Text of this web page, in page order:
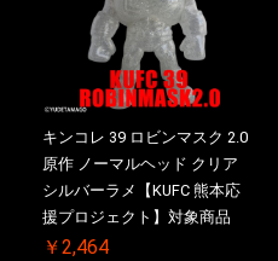
キンコレ 39 ロビンマスク 2.0
原作 ノーマルヘッド クリア
シルバーラメ【KUFC 熊本応
援プロジェクト】対象商品
￥2,464